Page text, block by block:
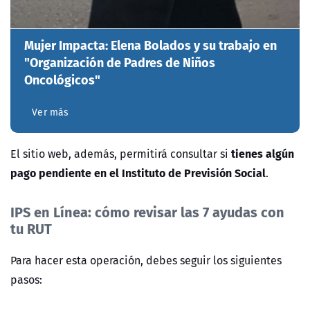
Mujer Impacta: Elena Bolados y su trabajo en
"Organización de Padres de Niños
Oncológicos"
Ver más
El sitio web, además, permitirá consultar si tienes algún
pago pendiente en el Instituto de Previsión Social.
IPS en Línea: cómo revisar las 7 ayudas con
tu RUT
Para hacer esta operación, debes seguir los siguientes
pasos: